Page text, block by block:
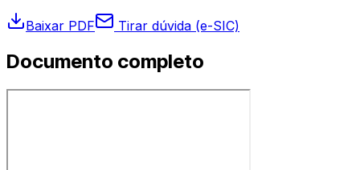
Baixar PDF Tirar dúvida (e-SIC)
Documento completo